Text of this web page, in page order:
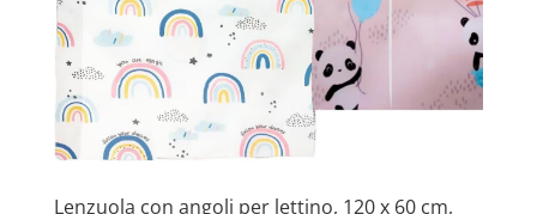
Lenzuola con angoli per lettino, 120 x 60 cm,